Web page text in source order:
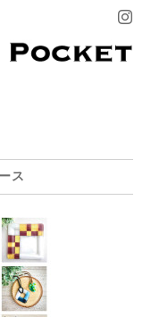
ス